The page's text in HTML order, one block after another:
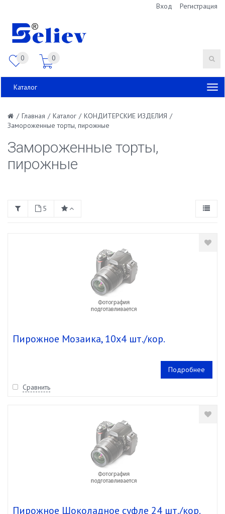
Вход Регистрация
0 0
Каталог
/ Главная / Каталог / КОНДИТЕРСКИЕ ИЗДЕЛИЯ /
Замороженные торты, пирожные
Замороженные торты,
пирожные
5
Пирожное Мозаика, 10х4 шт./кор.
Подробнее
Сравнить
Пирожное Шоколадное суфле 24 шт./кор.